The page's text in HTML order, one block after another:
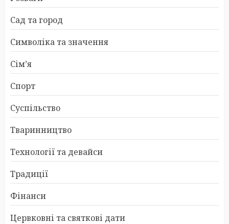
Сад та город
Символіка та значення
Сім’я
Спорт
Суспільство
Тваринництво
Технології та девайси
Традиції
Фінанси
Цервковні та святкові дати